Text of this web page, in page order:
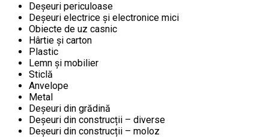
Deșeuri periculoase
Deșeuri electrice și electronice mici
Obiecte de uz casnic
Hârtie și carton
Plastic
Lemn și mobilier
Sticlă
Anvelope
Metal
Deșeuri din grădină
Deșeuri din construcții – diverse
Deșeuri din construcții – moloz